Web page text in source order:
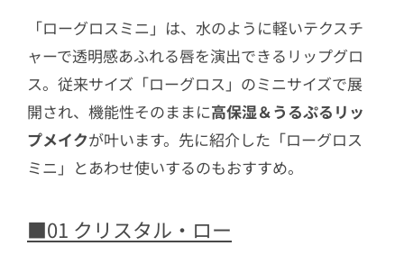
「ローグロスミニ」は、水のように軽いテクスチ
ャーで透明感あふれる唇を演出できるリップグロ
ス。従来サイズ「ローグロス」のミニサイズで展
開され、機能性そのままに高保湿＆うるぷるリッ
プメイクが叶います。先に紹介した「ローグロス
ミニ」とあわせ使いするのもおすすめ。
■01 クリスタル・ロー